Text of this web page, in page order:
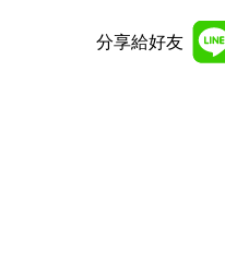
分享給好友